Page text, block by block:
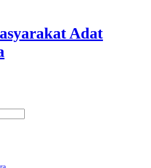
Adat